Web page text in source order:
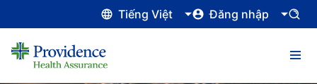
Tiếng Việt Đăng nhập